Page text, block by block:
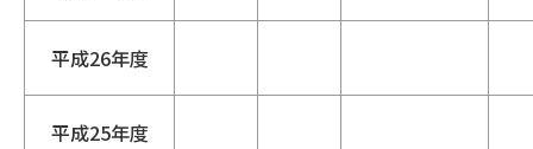
平成26年度
平成25年度